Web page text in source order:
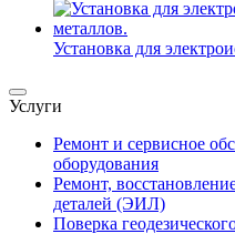
Установка для
Услуги
Ремонт и сервисное
оборудования
Ремонт,
деталей (ЭИЛ)
Поверка